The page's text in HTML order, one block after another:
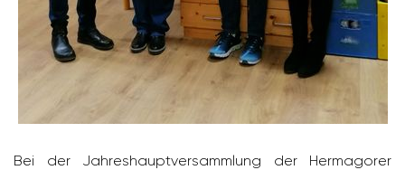
Bei der Jahres­haupt­ver­samm­lung der Herma­gorer